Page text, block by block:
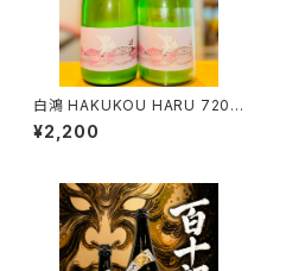
白鴻 HAKUKOU HARU 720m
l１本（盛川酒造・広島県呉市安
浦町）
¥2,200